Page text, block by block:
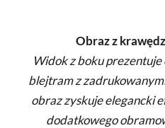
Obraz z
Widok z boku
blejtram z
obraz zyskuje elegancki
dodatkowego